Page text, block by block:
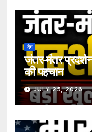
देश
जंतर-मंतर
की पहचान
JULY 25, 2026